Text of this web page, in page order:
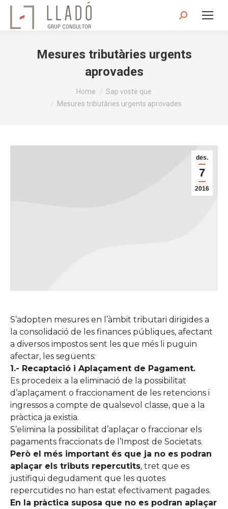
Search:
Mesures tributàries urgents
aprovades
Home
Sap vostè que
Mesures tributàries urgents aprovades
des.
7
2016
S’adopten mesures en l’àmbit tributari dirigides a
la consolidació de les finances públiques, afectant
a diversos impostos sent les que més li puguin
afectar, les següents:
1.- Recaptació i Aplaçament de Pagament.
Es procedeix a la eliminació de la possibilitat
d’aplaçament o fraccionament de les retencions i
ingressos a compte de qualsevol classe, que a la
pràctica ja existia.
S’elimina la possibilitat d’aplaçar o fraccionar els
pagaments fraccionats de l’Impost de Societats.
Però el més important és que ja no es podran
aplaçar els tributs repercutits, tret que es
justifiqui degudament que les quotes
repercutides no han estat efectivament pagades.
En la pràctica suposa que no es podran aplaçar